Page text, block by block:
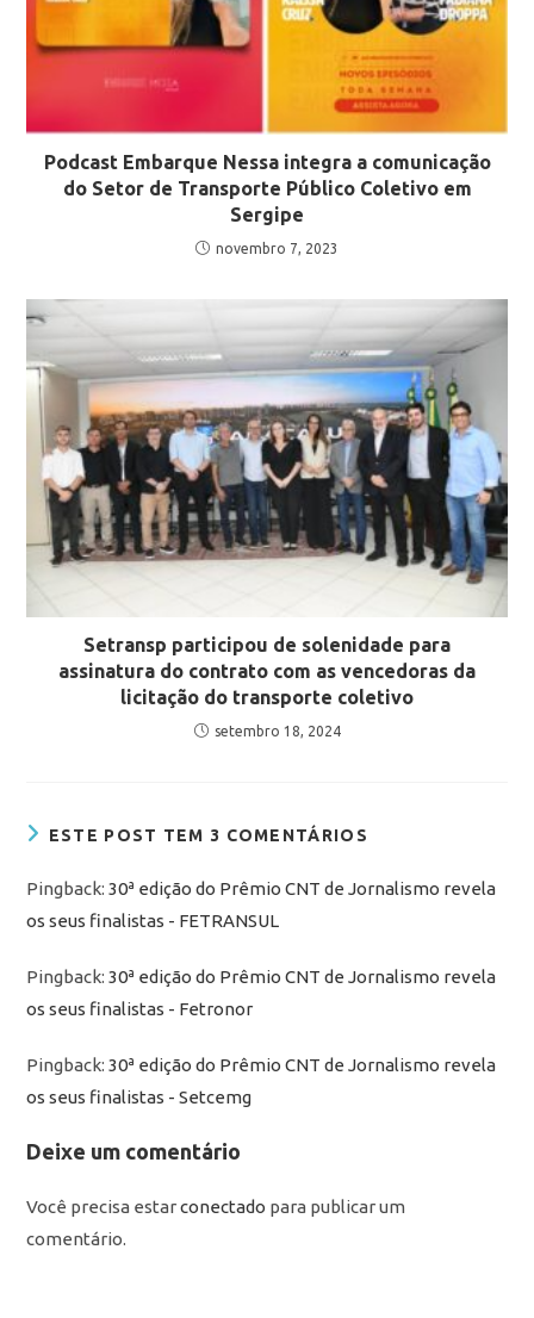
Podcast Embarque Nessa integra a comunicação
do Setor de Transporte Público Coletivo em
Sergipe
novembro 7, 2023
Setransp participou de solenidade para
assinatura do contrato com as vencedoras da
licitação do transporte coletivo
setembro 18, 2024
ESTE POST TEM 3 COMENTÁRIOS
Pingback:30ª edição do Prêmio CNT de Jornalismo revela
os seus finalistas - FETRANSUL
Pingback:30ª edição do Prêmio CNT de Jornalismo revela
os seus finalistas - Fetronor
Pingback:30ª edição do Prêmio CNT de Jornalismo revela
os seus finalistas - Setcemg
Deixe um comentário
Você precisa estarconectado para publicar um
comentário.